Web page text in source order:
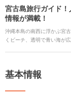
宮古島旅行ガイド
情報が満載！
沖縄本島の南西に浮かぶ宮
くビーチ、透明で青い海が
泊まって、旅を満喫すれば
で、宮古島旅行の全てをご紹
基本情報